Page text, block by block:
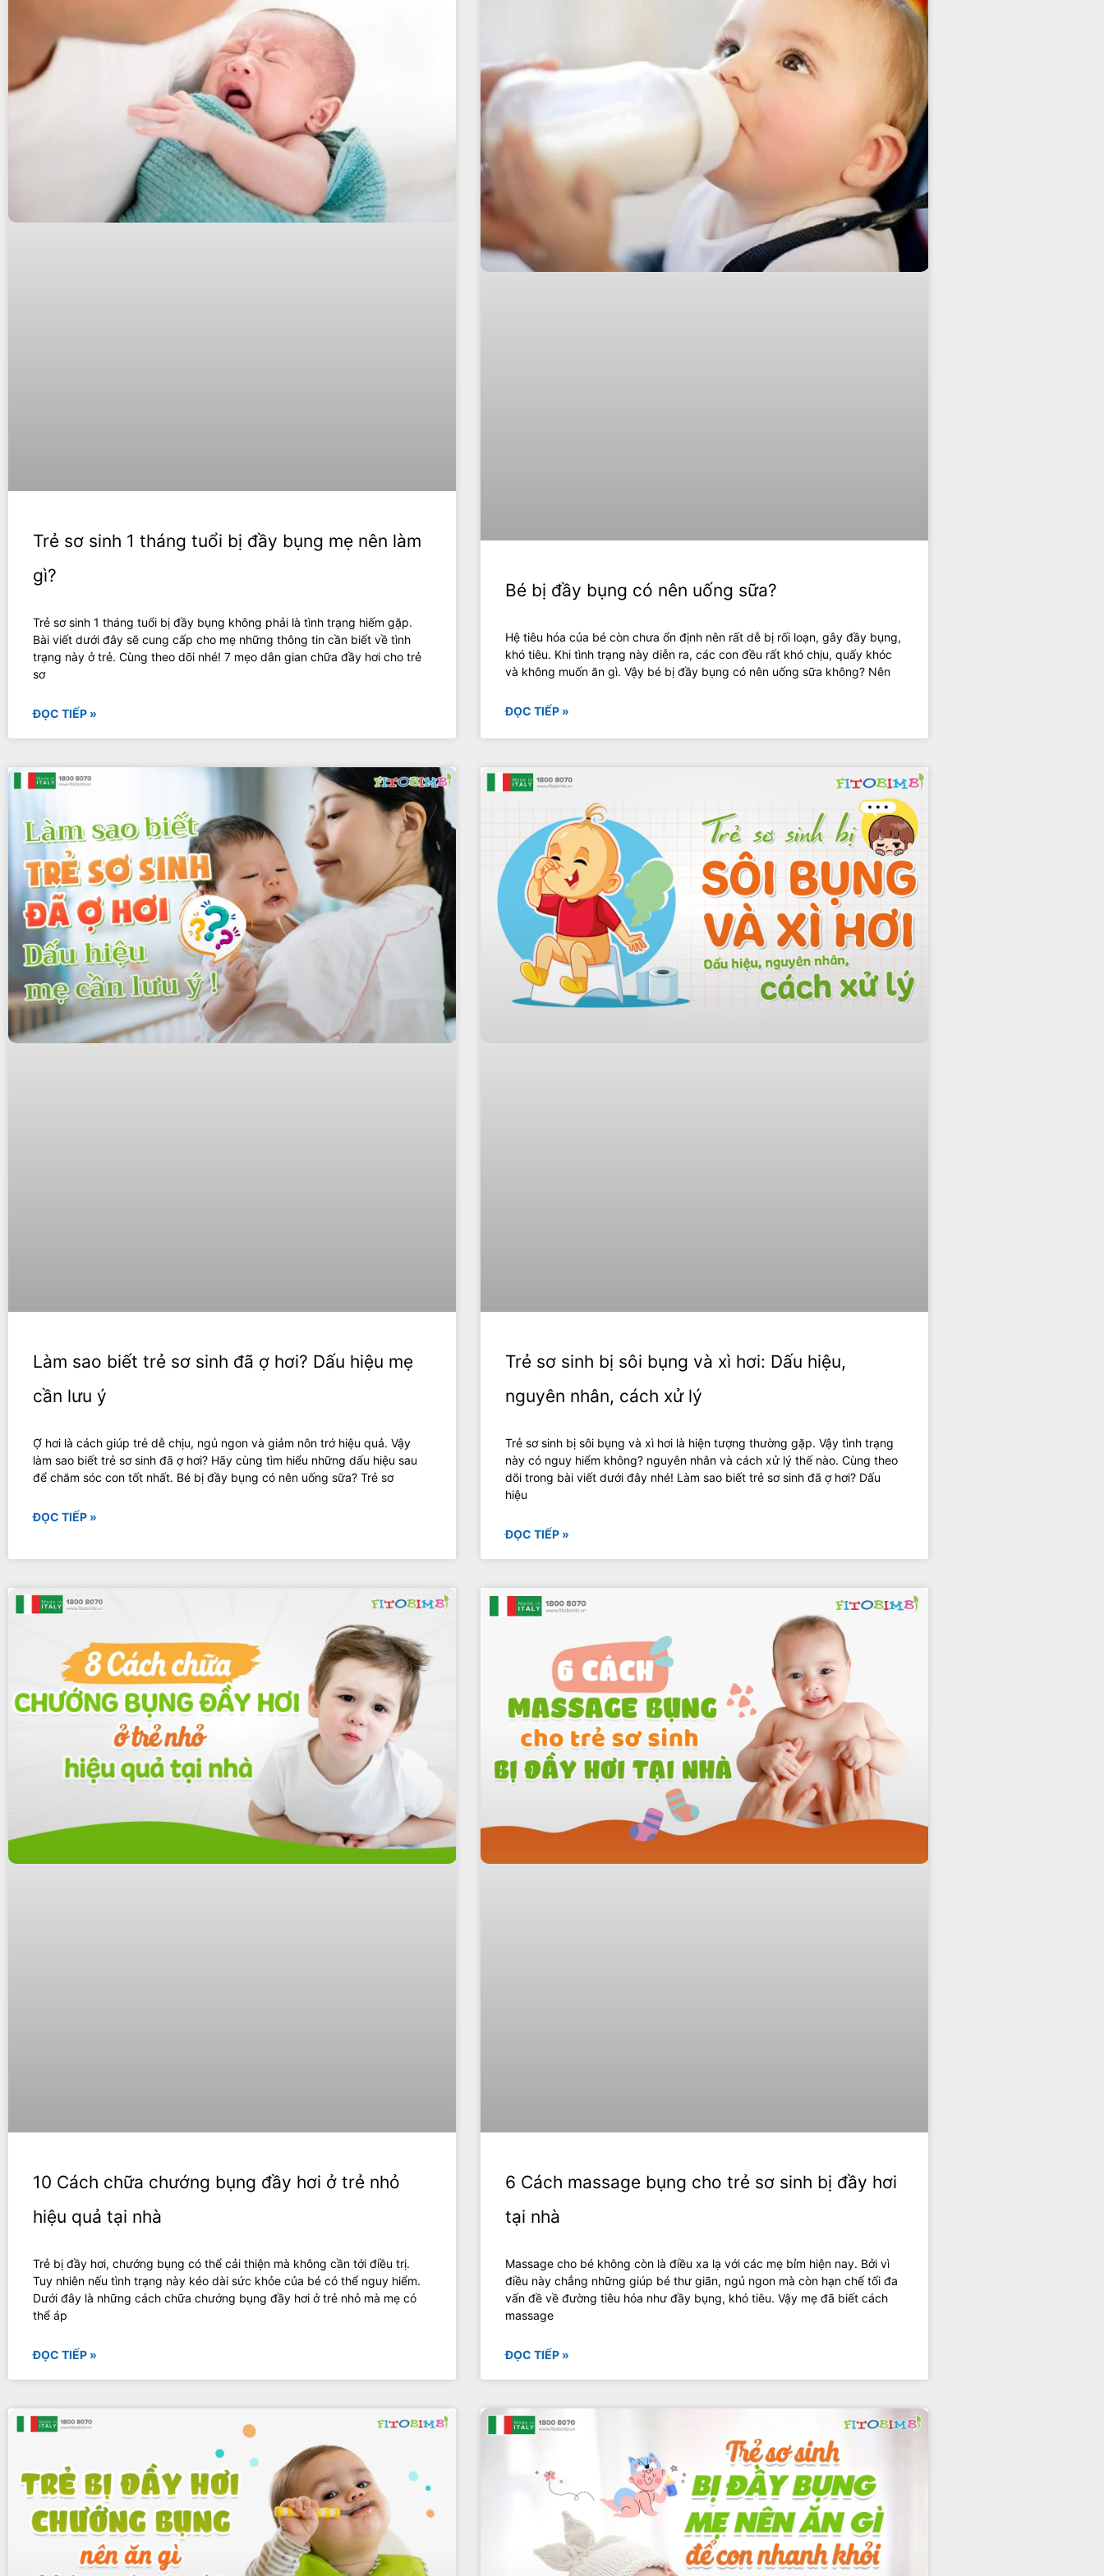
Trẻ sơ sinh 1 tháng tuổi bị đầy bụng mẹ nên làm
gì?
Trẻ sơ sinh 1 tháng tuổi bị đầy bụng không phải là tình trạng hiếm gặp.
Bài viết dưới đây sẽ cung cấp cho mẹ những thông tin cần biết về tình
trạng này ở trẻ. Cùng theo dõi nhé! 7 mẹo dân gian chữa đầy hơi cho trẻ
sơ
ĐỌC TIẾP »
Bé bị đầy bụng có nên uống sữa?
Hệ tiêu hóa của bé còn chưa ổn định nên rất dễ bị rối loạn, gây đầy bụng,
khó tiêu. Khi tình trạng này diễn ra, các con đều rất khó chịu, quấy khóc
và không muốn ăn gì. Vậy bé bị đầy bụng có nên uống sữa không? Nên
ĐỌC TIẾP »
Làm sao biết trẻ sơ sinh đã ợ hơi? Dấu hiệu mẹ
cần lưu ý
Ợ hơi là cách giúp trẻ dễ chịu, ngủ ngon và giảm nôn trớ hiệu quả. Vậy
làm sao biết trẻ sơ sinh đã ợ hơi? Hãy cùng tìm hiểu những dấu hiệu sau
để chăm sóc con tốt nhất. Bé bị đầy bụng có nên uống sữa? Trẻ sơ
ĐỌC TIẾP »
Trẻ sơ sinh bị sôi bụng và xì hơi: Dấu hiệu,
nguyên nhân, cách xử lý
Trẻ sơ sinh bị sôi bụng và xì hơi là hiện tượng thường gặp. Vậy tình trạng
này có nguy hiểm không? nguyên nhân và cách xử lý thế nào. Cùng theo
dõi trong bài viết dưới đây nhé! Làm sao biết trẻ sơ sinh đã ợ hơi? Dấu
hiệu
ĐỌC TIẾP »
10 Cách chữa chướng bụng đầy hơi ở trẻ nhỏ
hiệu quả tại nhà
Trẻ bị đầy hơi, chướng bụng có thể cải thiện mà không cần tới điều trị.
Tuy nhiên nếu tình trạng này kéo dài sức khỏe của bé có thể nguy hiểm.
Dưới đây là những cách chữa chướng bụng đầy hơi ở trẻ nhỏ mà mẹ có
thể áp
ĐỌC TIẾP »
6 Cách massage bụng cho trẻ sơ sinh bị đầy hơi
tại nhà
Massage cho bé không còn là điều xa lạ với các mẹ bỉm hiện nay. Bởi vì
điều này chẳng những giúp bé thư giãn, ngủ ngon mà còn hạn chế tối đa
vấn đề về đường tiêu hóa như đầy bụng, khó tiêu. Vậy mẹ đã biết cách
massage
ĐỌC TIẾP »